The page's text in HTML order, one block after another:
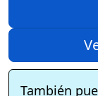
También